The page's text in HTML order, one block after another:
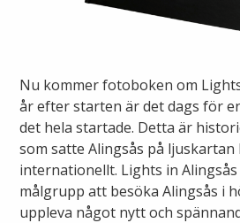
Sälj ditt överskott
Ny elanslutning
Ändra anslutning
Ansluta egen elproduktion
Elmätare och HAN-port
Din fjärrvärmecentral
Anslut dig till fjärrvärme
Byggvärme
Alingsås fibernät
Anslut dig till fiber
Ladda elbil
Felanmälan
Nu kommer fotoboken om
år efter starten är det dags för
det hela startade. Detta är
som satte Alingsås på ljuskartan
internationellt. Lights in
målgrupp att besöka Alingsås i
uppleva något nytt och